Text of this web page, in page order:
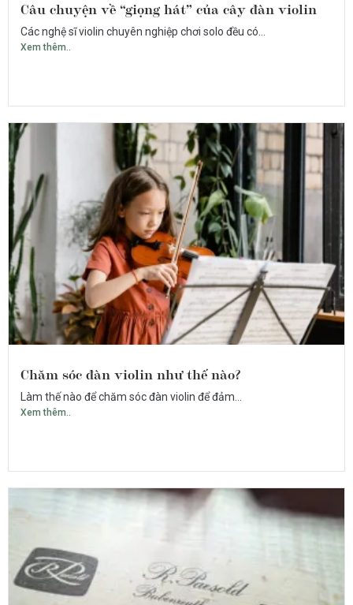
Câu chuyện về “giọng hát” của cây đàn violin
Các nghệ sĩ violin chuyên nghiệp chơi solo đều có...
Xem thêm..
Chăm sóc đàn violin như thế nào?
Làm thế nào để chăm sóc đàn violin để đảm...
Xem thêm..